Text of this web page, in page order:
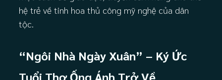
hệ trẻ về tinh hoa thủ công mỹ nghệ của dân
tộc.
“Ngôi Nhà Ngày Xuân” – Ký Ức
Tuổi Thơ Ống Ánh Trở Về